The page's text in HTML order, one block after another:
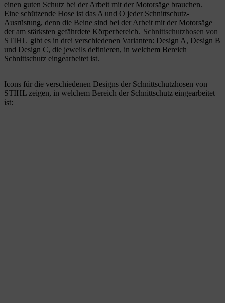
einen guten Schutz bei der Arbeit mit der Motorsäge brauchen.
Eine schützende Hose ist das A und O jeder Schnittschutz-
Ausrüstung, denn die Beine sind bei der Arbeit mit der Motorsäge
der am stärksten gefährdete Körperbereich. Schnittschutzhosen von
STIHL gibt es in drei verschiedenen Varianten: Design A, Design B
und Design C, die jeweils definieren, in welchem Bereich
Schnittschutz eingearbeitet ist.
Icons für die verschiedenen Designs der Schnittschutzhosen von
STIHL zeigen, in welchem Bereich der Schnittschutz eingearbeitet
ist: